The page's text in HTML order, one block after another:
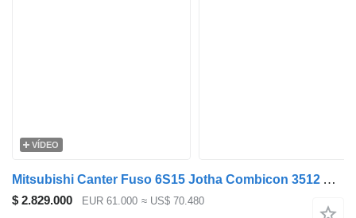
VÍDEO
Mitsubishi Canter Fuso 6S15 Jotha Combicon 3512 Absetzer Incl 8 Containers!
$ 2.829.000 EUR 61.000 ≈ US$ 70.480